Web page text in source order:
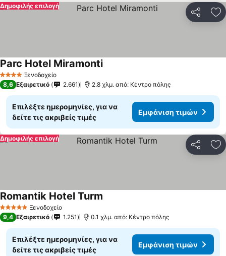
Δημοφιλής επιλογή
4 ΑστέριαΞενοδοχείο
Parc Hotel Miramonti
8,6 Εξαιρετικό 2.661 2.8 χλμ. από: Κέντρο πόλης
Επιλέξτε ημερομηνίες, για να
δείτε τις ακριβείς τιμές
Εμφάνιση τιμών
Δημοφιλής επιλογή
5 Αστέρια Ξενοδοχείο
Romantik Hotel Turm
9,4 Εξαιρετικό 1.251 0.1 χλμ. από: Κέντρο πόλης
Επιλέξτε ημερομηνίες, για να
δείτε τις ακριβείς τιμές
Εμφάνιση τιμών